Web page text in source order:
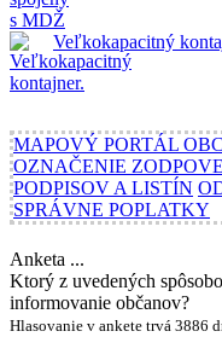
Veľkokapacitný
MAPOVÝ PORTÁL
OZNAČENIE
PODPISOV A LISTÍN
SPRÁVNE POPLATKY
Anketa ...
Ktorý z uvedených
informovanie občanov?
Hlasovanie v ankete trvá 3886